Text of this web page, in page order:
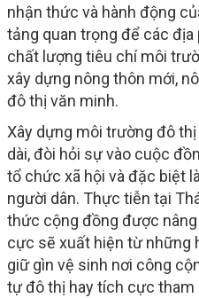
nhận thức và hành động
tảng quan trọng để các
chất lượng tiêu chí môi
xây dựng nông thôn mới,
đô thị văn minh.
Xây dựng môi trường đô
dài, đòi hỏi sự vào cuộc
tổ chức xã hội và đặc biệt
người dân. Thực tiễn tại
thức cộng đồng được
cực sẽ xuất hiện từ những
giữ gìn vệ sinh nơi công
tự đô thị hay tích cực tham